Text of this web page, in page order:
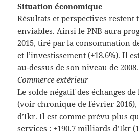
Situation économique
Résultats et perspectives
enviables. Ainsi le PNB aura
2015, tiré par la consommation
et l’investissement (+18.6%). Il
au-dessus de son niveau de 2008.
Commerce extérieur
Le solde négatif des échanges
(voir chronique de février
d’Ikr. Il est comme prévu plus
services : +190.7 milliards d’Ikr